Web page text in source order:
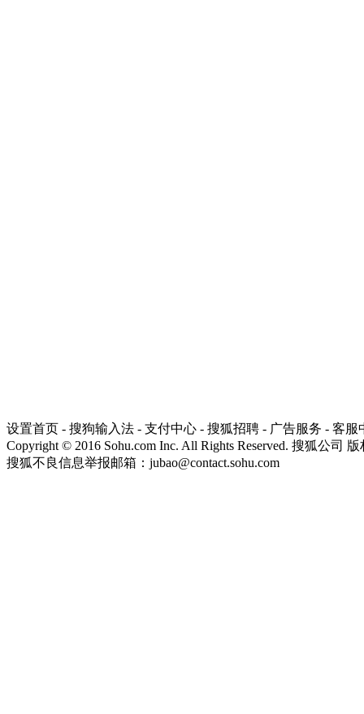
设置首页 - 搜狗输入法 - 支付中心 - 搜狐招聘 - 广告服务 - 客服
Copyright © 2016 Sohu.com Inc. All Rights Reserved. 搜狐公司 版
搜狐不良信息举报邮箱： jubao@contact.sohu.com